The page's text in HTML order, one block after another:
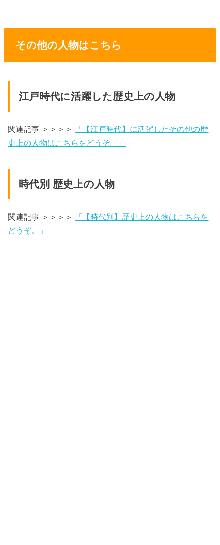
その他の人物はこちら
江戸時代に活躍した歴史上の人物
関連記事 ＞＞＞＞
「【江戸時代】に活躍したその他の歴
史上の人物はこちらをどうぞ。」
時代別 歴史上の人物
関連記事 ＞＞＞＞
「【時代別】歴史上の人物はこちらを
どうぞ。」